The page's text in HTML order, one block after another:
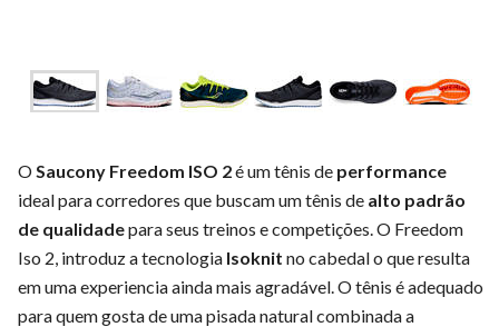
OSaucony Freedom ISO 2é um tênis de performance
ideal para corredores que buscam um tênis de alto padrão
de qualidadepara seus treinos e competições. O Freedom
Iso 2, introduz a tecnologia Isoknit no cabedal o que resulta
em uma experiencia ainda mais agradável. O tênis é adequado
para quem gosta de uma pisada natural combinada a